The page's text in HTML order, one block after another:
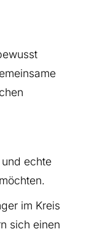
echte
im Kreis
sich einen